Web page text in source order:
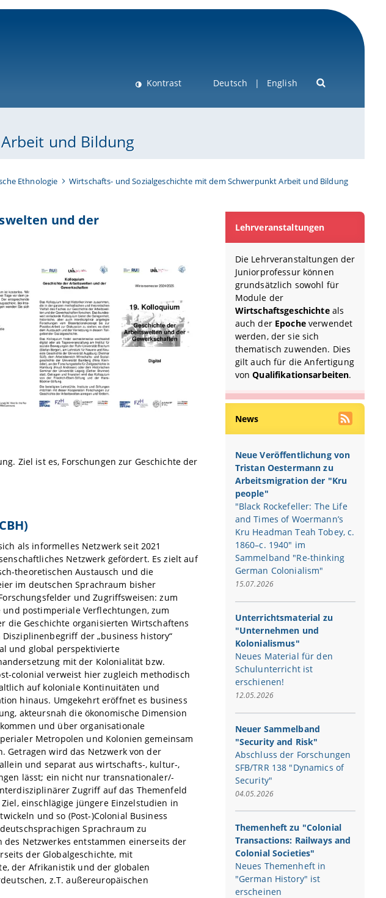
Kontrast Deutsch English
und Bildung
Ethnologie
Wirtschafts- und Sozialgeschichte mit dem Schwerpunkt Arbeit und Bildung
und der
Ziel ist es, Forschungen zur Geschichte der
als informelles Netzwerk seit 2021
Netzwerk gefördert. Es zielt auf
theoretischen Austausch und die
im deutschen Sprachraum bisher
und Zugriffsweisen: zum
postimperiale Verflechtungen, zum
die Geschichte organisierten Wirtschaftens
der „business history“
und global perspektivierte
mit der Kolonialität bzw.
colonial verweist hier zugleich methodisch
auf koloniale Kontinuitäten und
hinaus. Umgekehrt eröffnet es business
akteursnah die ökonomische Dimension
und über organisationale
Metropolen und Kolonien gemeinsam
Getragen wird das Netzwerk von der
und separat aus wirtschafts-, kultur-,
lässt; ein nicht nur transnationaler/-
Zugriff auf das Themenfeld
einschlägige jüngere Einzelstudien in
und so (Post-)Colonial Business
Sprachraum zu
Netzwerkes entstammen einerseits der
der Globalgeschichte, mit
der Afrikanistik und der globalen
z.T. außereuropäischen
Lehrveranstaltungen
Die Lehrveranstaltungen der
Juniorprofessur können
grundsätzlich sowohl für
Module der
Wirtschaftsgeschichte als
auch der Epocheverwendet
werden, der sie sich
thematisch zuwenden. Dies
gilt auch für die Anfertigung
vonQualifikationsarbeiten.
News
Neue Veröffentlichung von
Tristan Oestermann zu
Arbeitsmigration der "Kru
people"
"Black Rockefeller: The Life
and Times of Woermann’s
Kru Headman Teah Tobey, c.
1860–c. 1940" im
Sammelband "Re-thinking
German Colonialism"
15.07.2026
Unterrichtsmaterial zu
"Unternehmen und
Kolonialismus"
Neues Material für den
Schulunterricht ist
erschienen!
12.05.2026
Neuer Sammelband
"Security and Risk"
Abschluss der Forschungen
SFB/TRR 138 "Dynamics of
Security"
04.05.2026
Themenheft zu "Colonial
Transactions: Railways and
Colonial Societies"
Neues Themenheft in
"German History" ist
erscheinen